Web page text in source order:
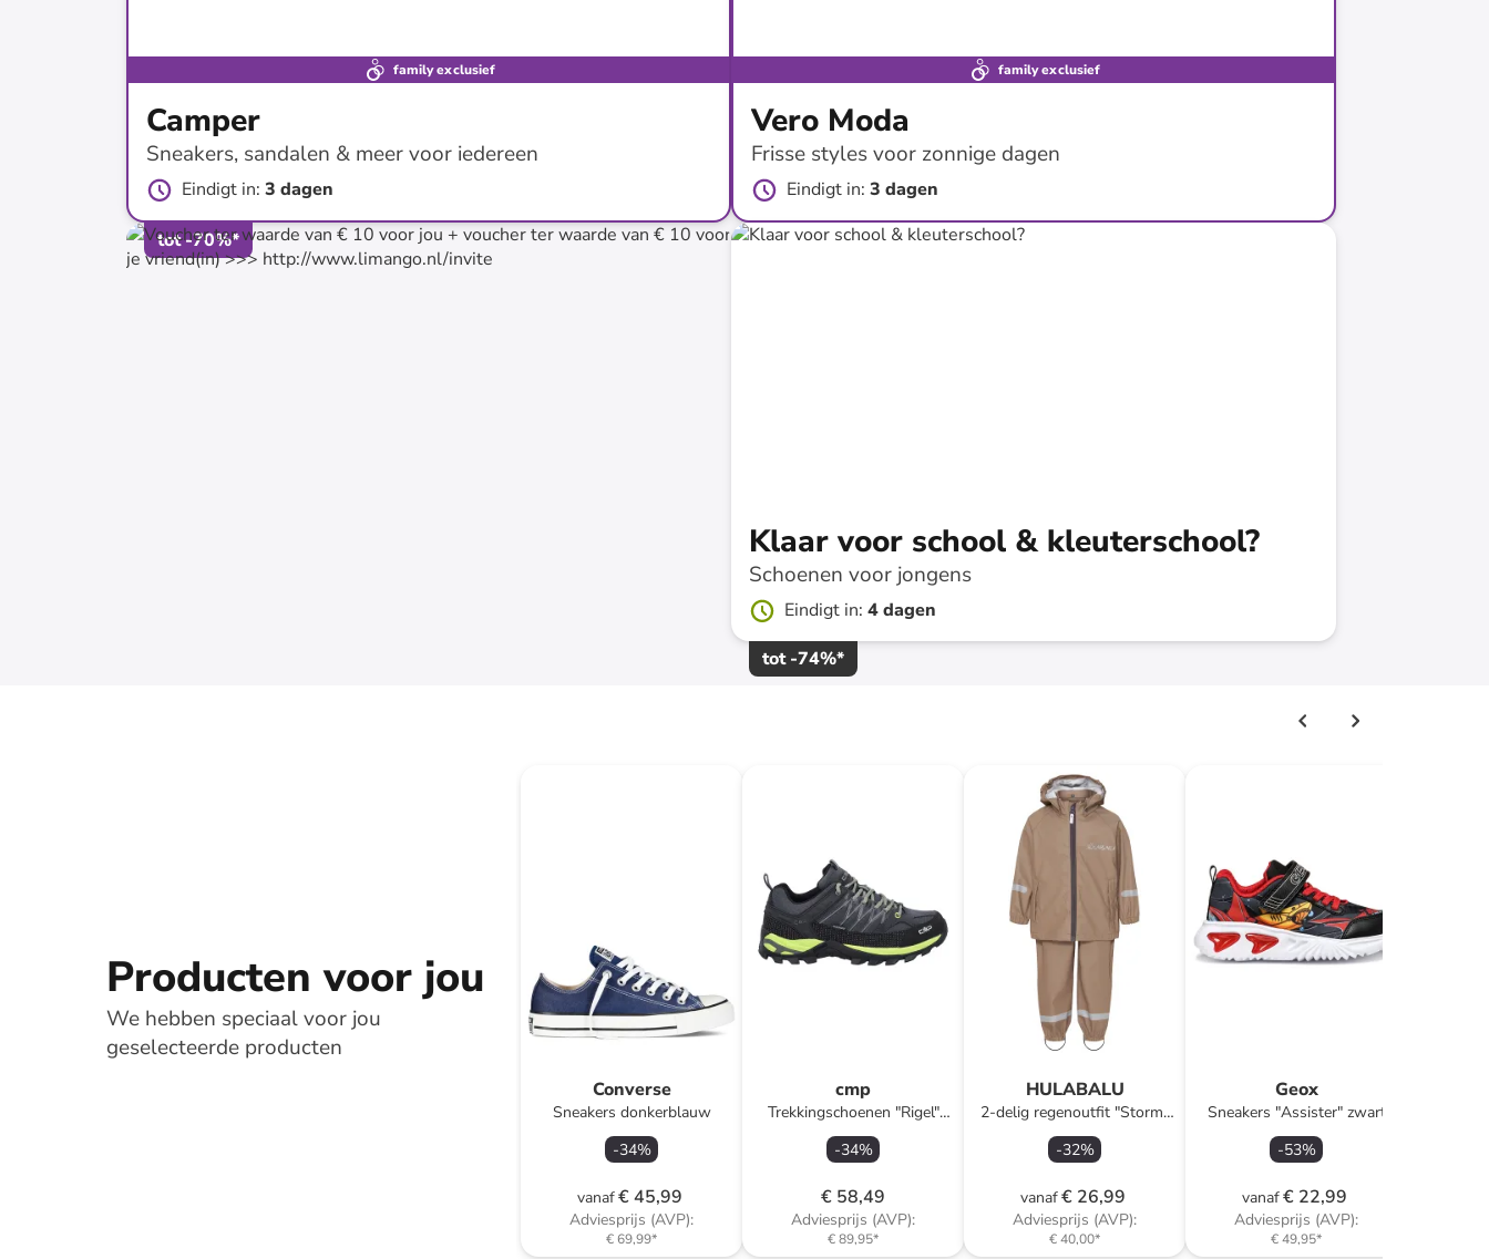
family exclusief
Camper
Sneakers, sandalen & meer voor iedereen
Eindigt in: 3 dagen
tot-70%*
family exclusief
Vero Moda
Frisse styles voor zonnige dagen
Eindigt in: 3 dagen
tot-60%*
Klaar voor school & kleuterschool?
Schoenen voor jongens
Eindigt in: 4 dagen
tot-74%*
Producten voor jou
We hebben speciaal voor jou
geselecteerde producten
Converse
Sneakers donkerblauw
-34%
vanaf€ 45,99
Adviesprijs (AVP):
€ 69,99*
cmp
Trekkingschoenen "Rigel"
antraciet
-34%
€ 58,49
Adviesprijs (AVP):
€ 89,95*
HULABALU
2-delig regenoutfit "Storm"
beige
-32%
vanaf€ 26,99
Adviesprijs (AVP):
€ 40,00*
Geox
Sneakers "Assister" zwart
-53%
vanaf€ 22,99
Adviesprijs (AVP):
€ 49,95*